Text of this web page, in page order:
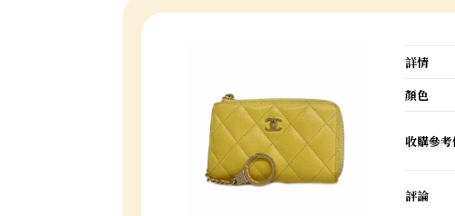
詳情
顏色
收購參考
評論